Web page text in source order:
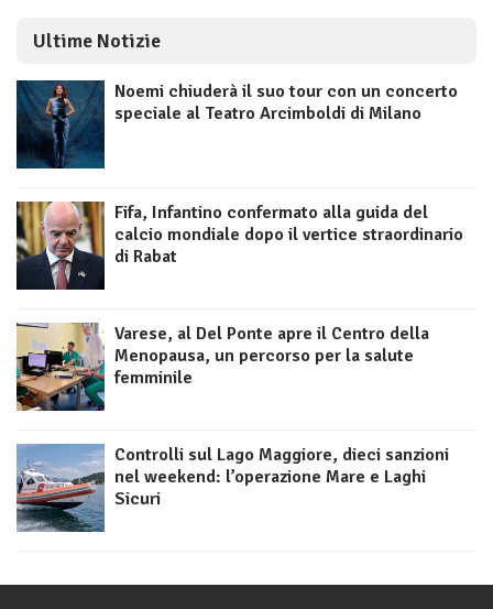
Ultime Notizie
Noemi chiuderà il suo tour con un concerto
speciale al Teatro Arcimboldi di Milano
Fifa, Infantino confermato alla guida del
calcio mondiale dopo il vertice straordinario
di Rabat
Varese, al Del Ponte apre il Centro della
Menopausa, un percorso per la salute
femminile
Controlli sul Lago Maggiore, dieci sanzioni
nel weekend: l’operazione Mare e Laghi
Sicuri